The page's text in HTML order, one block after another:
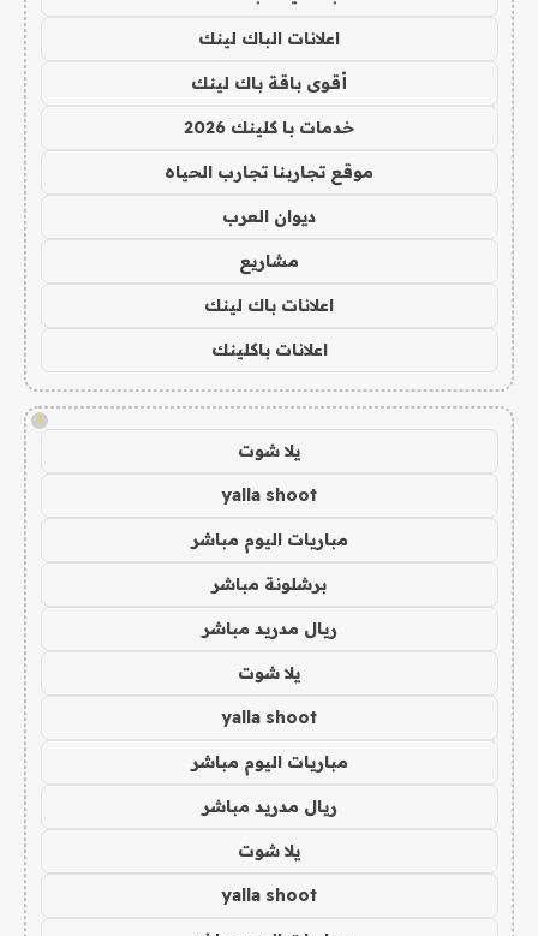
اعلانات الباك لينك
أقوى باقة باك لينك
خدمات با كلينك 2026
موقع تجاربنا تجارب الحياه
ديوان العرب
مشاريع
اعلانات باك لينك
اعلانات باكلينك
!
يلا شوت
yalla shoot
مباريات اليوم مباشر
برشلونة مباشر
ريال مدريد مباشر
يلا شوت
yalla shoot
مباريات اليوم مباشر
ريال مدريد مباشر
يلا شوت
yalla shoot